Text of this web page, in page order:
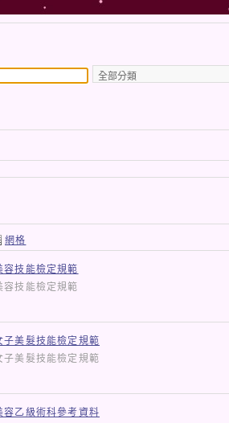
網格
容技能檢定規範
容技能檢定規範
子美髮技能檢定規範
子美髮技能檢定規範
容乙級術科參考資料